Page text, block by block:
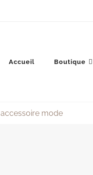
Accueil Boutique
accessoire mode